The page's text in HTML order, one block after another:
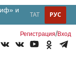
и
РУС
ТАТ
Регистрация/Вход